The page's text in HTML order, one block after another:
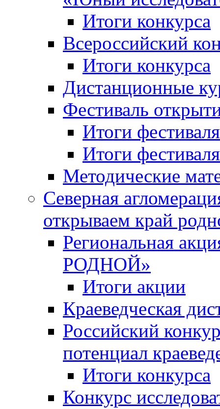
Итоги конкурса
Всероссийский
Итоги конкурса
Дистанционные
Фестиваль
Итоги
Итоги
Методические
Северная
открываем край
Региональная
РОДНОЙ»
Итоги акции
Краеведческая
Российский
потенциал
Итоги конкурса
Конкурс